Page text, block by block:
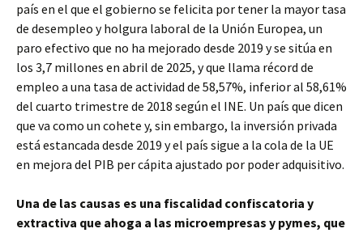
país en el que el gobierno se felicita por tener la mayor tasa
de desempleo y holgura laboral de la Unión Europea, un
paro efectivo que no ha mejorado desde 2019 y se sitúa en
los 3,7 millones en abril de 2025, y que llama récord de
empleo a una tasa de actividad de 58,57%, inferior al 58,61%
del cuarto trimestre de 2018 según el INE. Un país que dicen
que va como un cohete y, sin embargo, la inversión privada
está estancada desde 2019 y el país sigue a la cola de la UE
en mejora del PIB per cápita ajustado por poder adquisitivo.
Una de las causas es una fiscalidad confiscatoria y
extractiva que ahoga a las microempresas y pymes, que